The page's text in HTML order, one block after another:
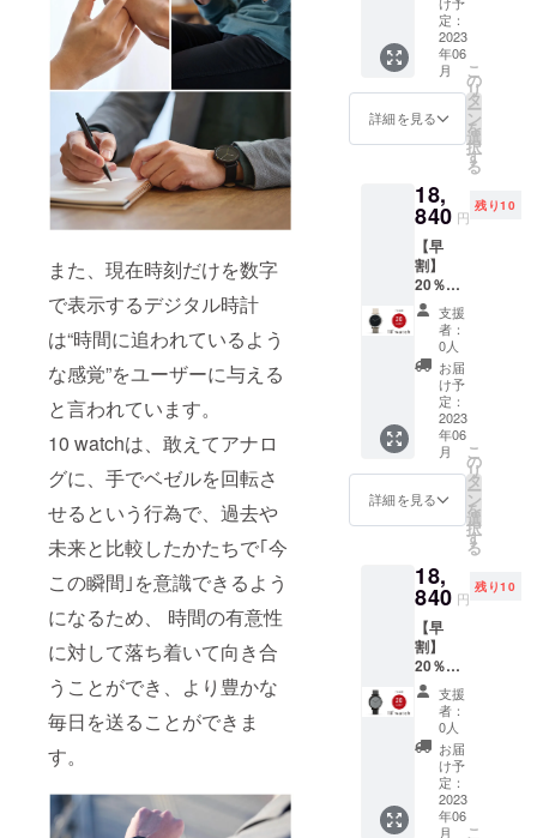
また、現在時刻だけを数字
で表示するデジタル時計
は“時間に追われているよう
な感覚”をユーザーに与える
と言われています。
10 watchは、敢えてアナロ
グに、手でベゼルを回転さ
せるという行為で、過去や
未来と比較したかたちで｢今
この瞬間｣を意識できるよう
になるため、 時間の有意性
に対して落ち着いて向き合
うことができ、より豊かな
毎日を送ることができま
す。
格で
す。 ※
割引率
は販売
予定価
料を含
む合計
もので
す。
状況、
使用部
材の供
給状
況、製
造工程
荷時期
が遅れ
る場合
があり
ます。
※価格に
ついて
は税込
＋送料
込の価
格で
す。 ※
割引率
は販売
予定価
料を含
む合計
もので
す。
ウォッ
BOX（
定価
2,000円
ン・仕
様は変
更にな
る可能
性もご
ざいま
す。ご
了承く
ださ
い。 ※
ご注文
状況、
使用部
材の供
給状
況、製
造工程
荷時期
が遅れ
る場合
があり
ます。
※価格に
ついて
は税込
＋送料
込の価
格で
す。 ※
割引率
は販売
様限定
・ 10
watch
のモデ
ル
001〈B
LACK ×
yellow
［一般
販売予
定価格
23,540
円(税
込・送
料込み)
の20％
割引］
・オリ
ジナル
ウォッ
BOX（
定価
2,000円
ン・仕
様は変
更にな
る可能
性もご
ざいま
す。ご
了承く
ださ
い。 ※
ご注文
状況、
使用部
材の供
定：
2023
年06
月
詳細を見る
こ
の
リ
タ
ー
ン
を
選
択
す
る
18,
840 円
残り10
【早
割】
20％OF
F！10
watch
モデル
002／先
着10名
様限定
・10
watch
のモデ
ル
002〈SI
LVER ×
green〉
［一般
販売予
定価格
23,540
円(税
込・送
料込み)
の20％
割引］
・オリ
ジナル
ウォッ
支援
者：
0人
お届
け予
定：
2023
年06
月
詳細を見る
こ
の
リ
タ
ー
ン
を
選
択
す
る
18,
840 円
残り10
【早
割】
20％OF
F！10
watch
モデル
003／先
着10名
様限定
・10
watch
支援
者：
0人
お届
け予
定：
2023
年06
月
こ